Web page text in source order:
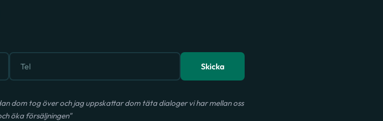
Skicka
dom tog över och jag uppskattar dom täta dialoger vi har mellan oss
öka försäljningen"